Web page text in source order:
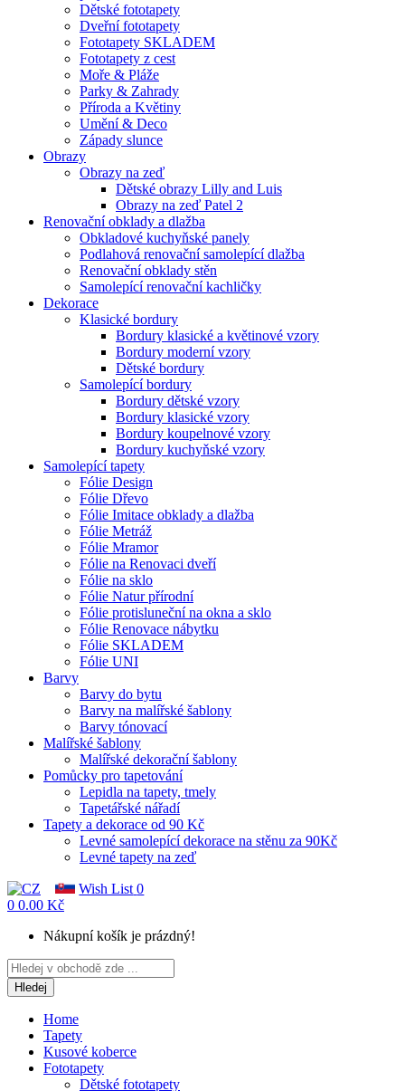
Dětské fototapety
Dveřní fototapety
Fototapety SKLADEM
Fototapety z cest
Moře & Pláže
Parky & Zahrady
Příroda a Květiny
Umění & Deco
Západy slunce
Obrazy
Obrazy na zeď
Dětské obrazy Lilly and Luis
Obrazy na zeď Patel 2
Renovační obklady a dlažba
Obkladové kuchyňské panely
Podlahová renovační samolepící dlažba
Renovační obklady stěn
Samolepící renovační kachličky
Dekorace
Klasické bordury
Bordury klasické a květinové vzory
Bordury moderní vzory
Dětské bordury
Samolepící bordury
Bordury dětské vzory
Bordury klasické vzory
Bordury koupelnové vzory
Bordury kuchyňské vzory
Samolepící tapety
Fólie Design
Fólie Dřevo
Fólie Imitace obklady a dlažba
Fólie Metráž
Fólie Mramor
Fólie na Renovaci dveří
Fólie na sklo
Fólie Natur přírodní
Fólie protisluneční na okna a sklo
Fólie Renovace nábytku
Fólie SKLADEM
Fólie UNI
Barvy
Barvy do bytu
Barvy na malířské šablony
Barvy tónovací
Malířské šablony
Malířské dekorační šablony
Pomůcky pro tapetování
Lepidla na tapety, tmely
Tapetářské nářadí
Tapety a dekorace od 90 Kč
Levné samolepící dekorace na stěnu za 90Kč
Levné tapety na zeď
Wish List 0
0 0.00 Kč
Nákupní košík je prázdný!
Hledej
Home
Tapety
Kusové koberce
Fototapety
Dětské fototapety